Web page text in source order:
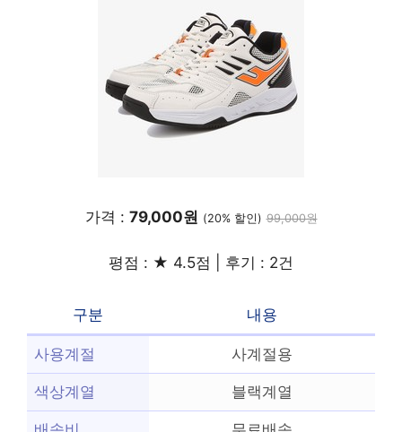
가격 : 79,000원 (20% 할인) 99,000원
평점 : ★ 4.5점 | 후기 : 2건
구분 내용
사용계절 사계절용
색상계열 블랙계열